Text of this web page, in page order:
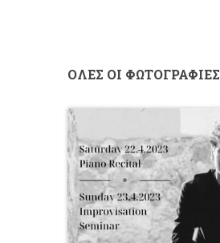
ΟΛΕΣ ΟΙ ΦΩΤΟΓΡΑΦΙΕΣ